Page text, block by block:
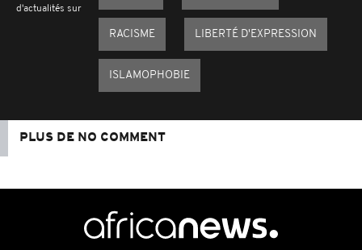
d'actualités sur
RACISME LIBERTÉ D'EXPRESSION
ISLAMOPHOBIE
PLUS DE NO COMMENT